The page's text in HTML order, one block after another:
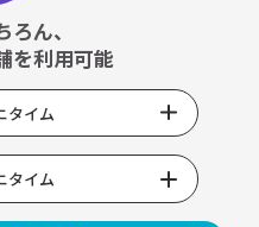
ん、
を利用可能
タイム
タイム